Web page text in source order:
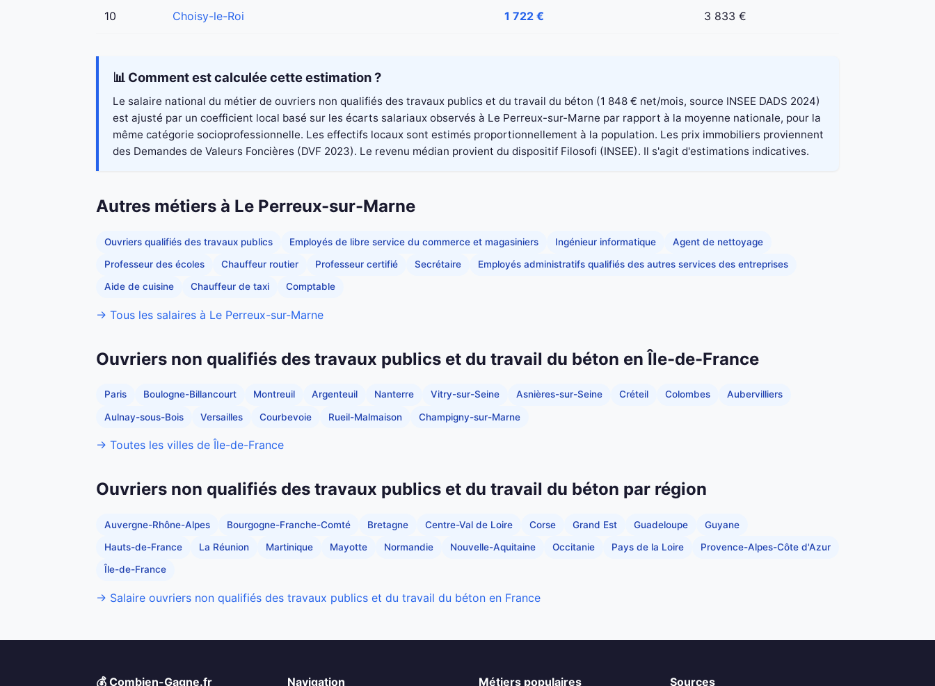
10 Choisy-le-Roi 1 722 € 3 833 €
📊 Comment est calculée cette estimation ?
Le salaire national du métier de ouvriers non qualifiés des travaux publics et du travail du béton (1 848 € net/mois, source INSEE DADS 2024)
est ajusté par un coefficient local basé sur les écarts salariaux observés à Le Perreux-sur-Marne par rapport à la moyenne nationale, pour la
même catégorie socioprofessionnelle. Les effectifs locaux sont estimés proportionnellement à la population. Les prix immobiliers proviennent
des Demandes de Valeurs Foncières (DVF 2023). Le revenu médian provient du dispositif Filosofi (INSEE). Il s'agit d'estimations indicatives.
Autres métiers à Le Perreux-sur-Marne
Ouvriers qualifiés des travaux publics Employés de libre service du commerce et magasiniers Ingénieur informatique Agent de nettoyage
Professeur des écoles Chauffeur routier Professeur certifié Secrétaire Employés administratifs qualifiés des autres services des entreprises
Aide de cuisine Chauffeur de taxi Comptable
→ Tous les salaires à Le Perreux-sur-Marne
Ouvriers non qualifiés des travaux publics et du travail du béton en Île-de-France
Paris Boulogne-Billancourt Montreuil Argenteuil Nanterre Vitry-sur-Seine Asnières-sur-Seine Créteil Colombes Aubervilliers
Aulnay-sous-Bois Versailles Courbevoie Rueil-Malmaison Champigny-sur-Marne
→ Toutes les villes de Île-de-France
Ouvriers non qualifiés des travaux publics et du travail du béton par région
Auvergne-Rhône-Alpes Bourgogne-Franche-Comté Bretagne Centre-Val de Loire Corse Grand Est Guadeloupe Guyane
Hauts-de-France La Réunion Martinique Mayotte Normandie Nouvelle-Aquitaine Occitanie Pays de la Loire Provence-Alpes-Côte d'Azur
Île-de-France
→ Salaire ouvriers non qualifiés des travaux publics et du travail du béton en France
💰 Combien-Gagne.fr Navigation Métiers populaires Sources